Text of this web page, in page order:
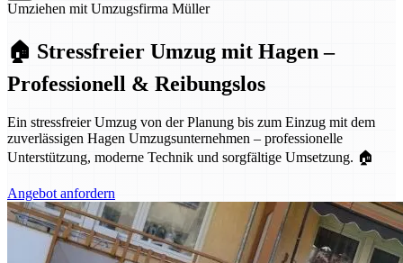
Umziehen mit Umzugsfirma Müller
🏠 Stressfreier Umzug mit Hagen –
Professionell & Reibungslos
Ein stressfreier Umzug von der Planung bis zum Einzug mit dem
zuverlässigen Hagen Umzugsunternehmen – professionelle
Unterstützung, moderne Technik und sorgfältige Umsetzung. 🏠
Angebot anfordern